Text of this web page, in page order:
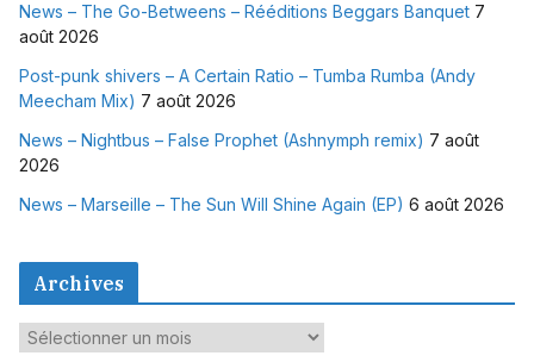
News – The Go-Betweens – Rééditions Beggars Banquet 7
août 2026
Post-punk shivers – A Certain Ratio – Tumba Rumba (Andy
Meecham Mix) 7 août 2026
News – Nightbus – False Prophet (Ashnymph remix) 7 août
2026
News – Marseille – The Sun Will Shine Again (EP) 6 août 2026
Archives
A